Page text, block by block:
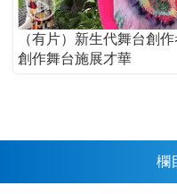
（有片）新生代舞台創
創作舞台施展才華
欄